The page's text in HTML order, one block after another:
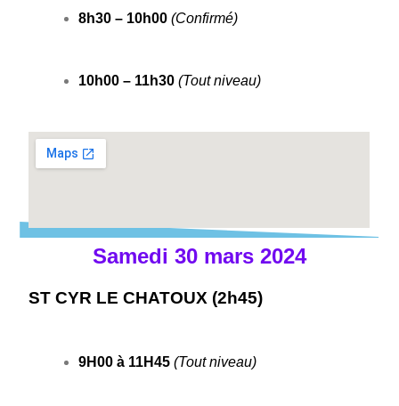
8h30 – 10h00(Confirmé)
10h00 – 11h30(Tout niveau)
Samedi 30 mars 2024
ST CYR LE CHATOUX (2h45)
9H00 à 11H45(Tout niveau)